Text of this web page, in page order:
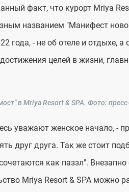
факт, что курорт Mriya
названием "Манифест
года, - не об отеле и отдыхе,
целей в жизни,
в Mriya Resort & SPA. Фото:
уважают женское начало, -
друг друга. Так же стоит
как паззл".
Mriya Resort & SPA можно